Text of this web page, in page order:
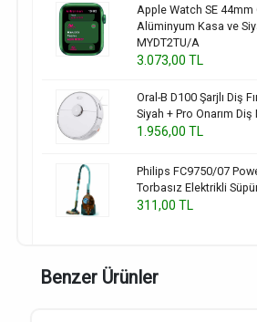
Apple Watch SE 44mm
Alüminyum Kasa ve
MYDT2TU/A
3.073,00 TL
Oral-B D100 Şarjlı Diş
Siyah + Pro Onarım
1.956,00 TL
Philips FC9750/07
Torbasız Elektrikli
311,00 TL
Benzer Ürünler